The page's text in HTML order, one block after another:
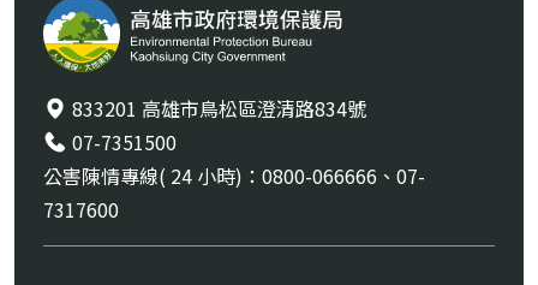
833201 高雄市鳥松區澄清路834號
07-7351500
公害陳情專線( 24 小時)：0800-066666、07-
7317600